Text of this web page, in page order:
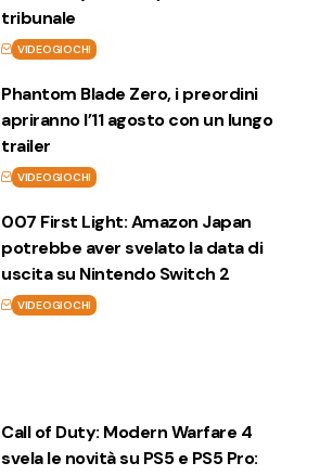
tribunale
VIDEOGIOCHI
Phantom Blade Zero, i preordini
apriranno l’11 agosto con un lungo
trailer
VIDEOGIOCHI
007 First Light: Amazon Japan
potrebbe aver svelato la data di
uscita su Nintendo Switch 2
VIDEOGIOCHI
Call of Duty: Modern Warfare 4
svela le novità su PS5 e PS5 Pro: